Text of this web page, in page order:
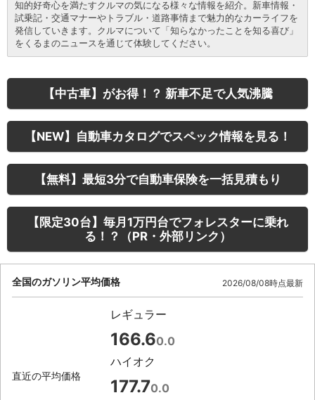
知的好奇心を満たすクルマの気になる様々な情報を紹介。新車情報・
試乗記・交通マナーやトラブル・道路事情まで魅力的なカーライフを
発信していきます。クルマについて「知らなかったことを知る喜び」
をくるまのニュースを通じて体験してください。
【中古車】がお得！？ 新車不足で人気沸騰
【NEW】自動車カタログでスペック情報を見る！
【無料】最短3分で自動車保険を一括見積もり
【限定30台】毎月1万円台でフォレスターに乗れ
る！？（PR・外部リンク）
全国のガソリン平均価格 2026/08/08時点最新
直近の平均価格
レギュラー
166.60.0
ハイオク
177.70.0